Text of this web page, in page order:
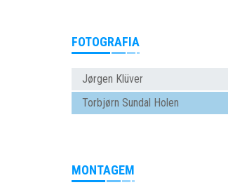
FOTOGRAFIA
Jørgen Klüver
Torbjørn Sundal Holen
MONTAGEM